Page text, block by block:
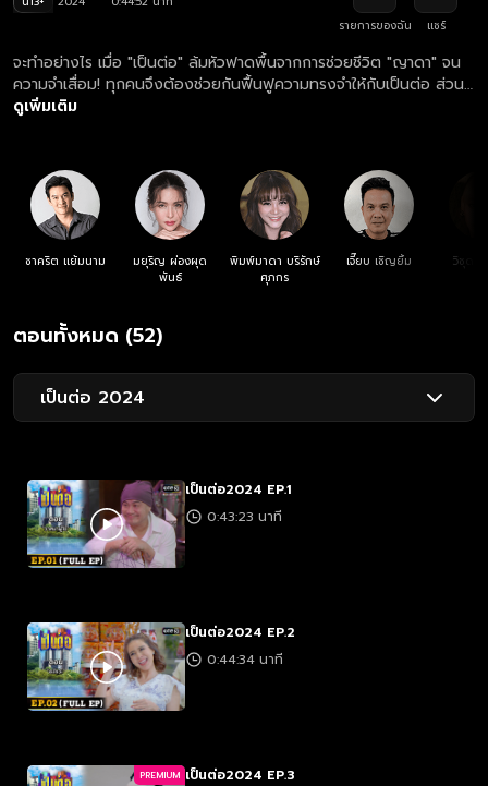
รายการของฉัน
แชร์
จะทำอย่างไร เมื่อ "เป็นต่อ" ล้มหัวฟาดพื้นจากการช่วยชีวิต "ญาดา" จน
ความจำเสื่อม! ทุกคนจึงต้องช่วยกันฟื้นฟูความทรงจำให้กับเป็นต่อ ส่วน
พี่ยมยังคงทำทุกทางเพื่อให้ตัวเองลืมเจ๊มินท์และมูฟออนกับชีวิตต่อไป
ความสัมพันธ์ของเป็นต่อและญาดาจะเป็นอย่างไรต่อไป
ดูเพิ่มเติม
ชาคริต แย้มนาม
มยุริญ ผ่องผุด
พันธ์
พิมพ์มาดา บริรักษ์
ศุภกร
เจี๊ยบ เชิญยิ้ม วิชุดา
ตอนทั้งหมด (52)
เป็นต่อ 2024
เป็นต่อ2024 EP.1
0:43:23 นาที
เป็นต่อ2024 EP.2
0:44:34 นาที
PREMIUM เป็นต่อ2024 EP.3